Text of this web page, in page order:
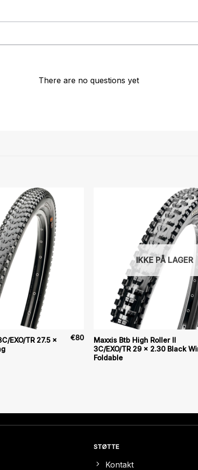
There are no questions yet
EXO/TR 27.5 x
€80
IKKE PÅ LAGER
Maxxis Btb High Roller II
3C/EXO/TR 29 x 2.30 Black
Foldable
STØTTE
Kontakt